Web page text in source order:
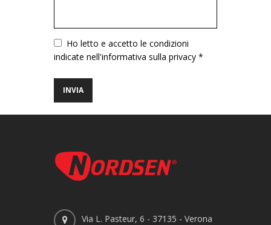
VuotoHo letto e accetto le condizioni
indicate nell'informativa sulla privacy *
Via L. Pasteur, 6 - 37135 - Verona